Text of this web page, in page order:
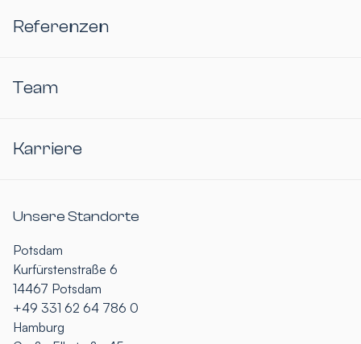
Referenzen
Team
Karriere
Unsere Standorte
Potsdam
Kurfürstenstraße 6
14467 Potsdam
+49 331 62 64 786 0
Hamburg